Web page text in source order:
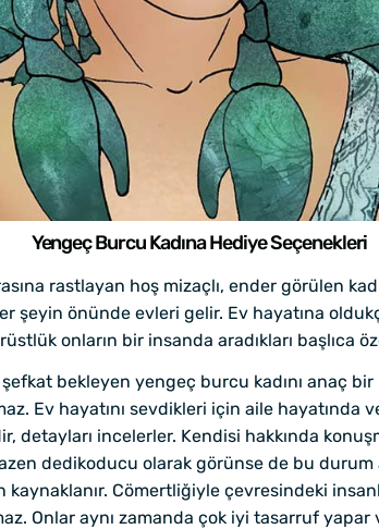
Yengeç Burcu Kadına Hediye Seçenekleri
rastlayan hoş mizaçlı, ender görülen
şeyin önünde evleri gelir. Ev hayatına
onların bir insanda aradıkları başlıca
bekleyen yengeç burcu kadını anaç
Ev hayatını sevdikleri için aile
incelerler. Kendisi hakkında
dedikoducu olarak görünse de bu
Cömertliğiyle çevresindeki
Onlar aynı zamanda çok iyi tasarruf